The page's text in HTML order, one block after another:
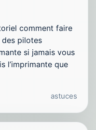
comment faire
des pilotes
si jamais vous
l’imprimante que
astuces